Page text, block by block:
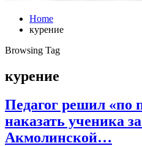
Home
курение
Browsing Tag
курение
Педагог решил «по
наказать ученика
Акмолинской…